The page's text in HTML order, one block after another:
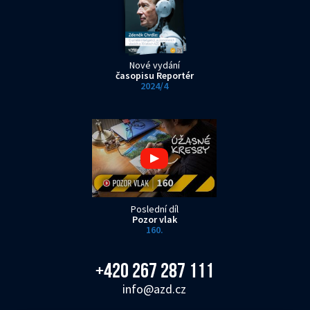
Nové vydání
časopisu Reportér
2024/4
Poslední díl
Pozor vlak
160.
+420 267 287 111
info@azd.cz